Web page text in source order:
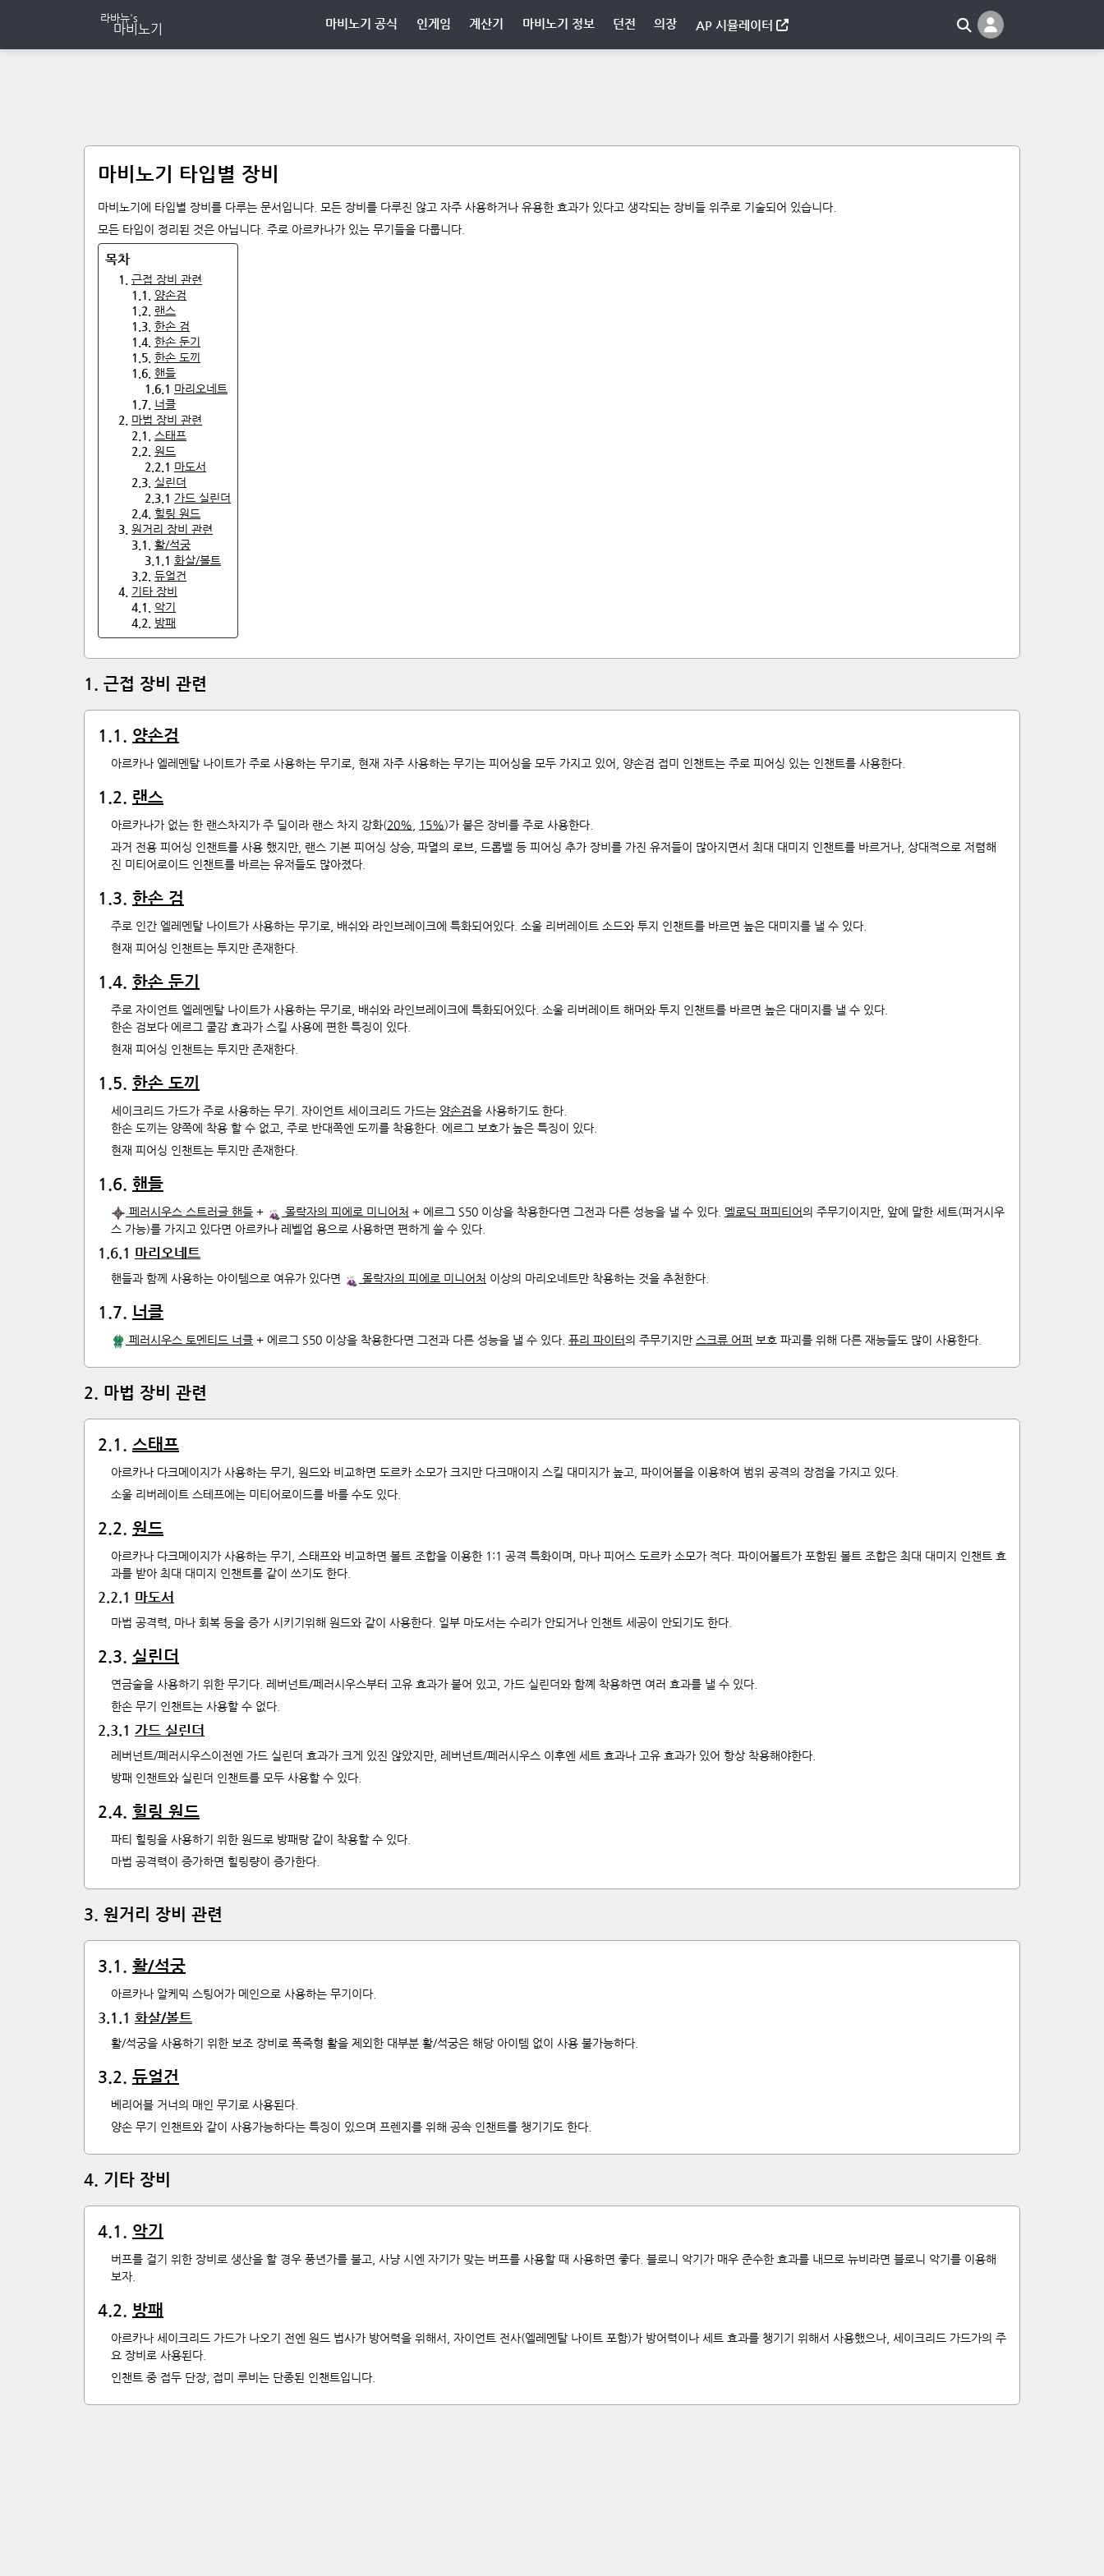
마비노기 공식 인게임 계산기 마비노기 정보 던전 의장 AP 시뮬레이터
마비노기 타입별 장비
마비노기에 타입별 장비를 다루는 문서입니다. 모든 장비를 다루진 않고 자주 사용하거나 유용한 효과가 있다고 생각되는 장비들 위주로 기술되어 있습니다.
모든 타입이 정리된 것은 아닙니다. 주로 아르카나가 있는 무기들을 다룹니다.
1
근접 장비 관련
1 1
양손검
1 2
랜스
1 3 한손 검
1 4 한손 둔기
1 5 한손 도끼
1 6 핸들
1 6 1 마리오네트
1 7 너클
2
마법 장비 관련
2 1
스태프
2 2 원드
2 2 1 마도서
2 3 실린더
2 3 1 가드 실린더
2 4 힐링 원드
3 원거리 장비 관련
3 1
활/석궁
3 1 1 화살/볼트
3 2 듀얼건
4 기타 장비
4 1
악기
4 2 방패
1 . 근접 장비 관련
1 .1 . 양손검
아르카나 엘레멘탈 나이트가 주로 사용하는 무기로, 현재 자주 사용하는 무기는 피어싱을 모두 가지고 있어, 양손검 접미 인챈트는 주로 피어싱 있는 인챈트를 사용한다.
1 .2. 랜스
아르카나가 없는 한 랜스차지가 주 딜이라 랜스 차지 강화(20% 15%)가 붙은 장비를 주로 사용한다.
과거 전용 피어싱 인챈트를 사용 했지만, 랜스 기본 피어싱 상승, 파멸의 로브, 드롭밸 등 피어싱 추가 장비를 가진 유저들이 많아지면서 최대 대미지 인챈트를 바르거나, 상대적으로 저렴해
진 미티어로이드 인챈트를 바르는 유저들도 많아졌다.
1 .3. 한손 검
주로 인간 엘레멘탈 나이트가 사용하는 무기로, 배쉬와 라인브레이크에 특화되어있다. 소울 리버레이트 소드와 투지 인챈트를 바르면 높은 대미지를 낼 수 있다.
현재 피어싱 인챈트는 투지만 존재한다.
1 .4. 한손 둔기
주로 자이언트 엘레멘탈 나이트가 사용하는 무기로, 배쉬와 라인브레이크에 특화되어있다. 소울 리버레이트 해머와 투지 인챈트를 바르면 높은 대미지를 낼 수 있다.
한손 검보다 에르그 쿨감 효과가 스킬 사용에 편한 특징이 있다.
현재 피어싱 인챈트는 투지만 존재한다.
1 .5. 한손 도끼
세이크리드 가드가 주로 사용하는 무기. 자이언트 세이크리드 가드는 양손검을 사용하기도 한다.
한손 도끼는 양쪽에 착용 할 수 없고, 주로 반대쪽엔 도끼를 착용한다. 에르그 보호가 높은 특징이 있다.
현재 피어싱 인챈트는 투지만 존재한다.
1 .6. 핸들
페러시우스 스트러글 핸들 + 몰락자의 피에로 미니어처 + 에르그 S50 이상을 착용한다면 그전과 다른 성능을 낼 수 있다. 멜로딕 퍼피티어의 주무기이지만, 앞에 말한 세트(퍼거시우
스 가능)를 가지고 있다면 아르카나 레벨업 용으로 사용하면 편하게 쓸 수 있다.
1 .6.1 마리오네트
핸들과 함께 사용하는 아이템으로 여유가 있다면 몰락자의 피에로 미니어처 이상의 마리오네트만 착용하는 것을 추천한다.
1 .7. 너클
페러시우스 토멘티드 너클 + 에르그 S50 이상을 착용한다면 그전과 다른 성능을 낼 수 있다. 퓨리 파이터의 주무기지만 스크류 어퍼 보호 파괴를 위해 다른 재능들도 많이 사용한다.
2. 마법 장비 관련
2.1 . 스태프
아르카나 다크메이지가 사용하는 무기, 원드와 비교하면 도르카 소모가 크지만 다크매이지 스킬 대미지가 높고, 파이어볼을 이용하여 범위 공격의 장점을 가지고 있다.
소울 리버레이트 스테프에는 미티어로이드를 바를 수도 있다.
2.2. 원드
아르카나 다크메이지가 사용하는 무기, 스태프와 비교하면 볼트 조합을 이용한 1:1 공격 특화이며, 마나 피어스 도르카 소모가 적다. 파이어볼트가 포함된 볼트 조합은 최대 대미지 인챈트 효
과를 받아 최대 대미지 인챈트를 같이 쓰기도 한다.
2.2.1 마도서
마법 공격력, 마나 회복 등을 증가 시키기위해 원드와 같이 사용한다. 일부 마도서는 수리가 안되거나 인챈트 세공이 안되기도 한다.
2.3. 실린더
연금술을 사용하기 위한 무기다. 레버넌트/페러시우스부터 고유 효과가 붙어 있고, 가드 실린더와 함꼐 착용하면 여러 효과를 낼 수 있다.
한손 무기 인챈트는 사용할 수 없다.
2.3.1 가드 실린더
레버넌트/페러시우스이전엔 가드 실린더 효과가 크게 있진 않았지만, 레버넌트/페러시우스 이후엔 세트 효과나 고유 효과가 있어 항상 착용해야한다.
방패 인챈트와 실린더 인챈트를 모두 사용할 수 있다.
2.4. 힐링 원드
파티 힐링을 사용하기 위한 원드로 방패랑 같이 착용할 수 있다.
마법 공격력이 증가하면 힐링량이 증가한다.
3. 원거리 장비 관련
3.1 . 활/석궁
아르카나 알케믹 스팅어가 메인으로 사용하는 무기이다.
3.1 .1 화살/볼트
활/석궁을 사용하기 위한 보조 장비로 폭죽형 활을 제외한 대부분 활/석궁은 해당 아이템 없이 사용 불가능하다.
3.2. 듀얼건
베리어블 거너의 매인 무기로 사용된다.
양손 무기 인챈트와 같이 사용가능하다는 특징이 있으며 프렌지를 위해 공속 인챈트를 챙기기도 한다.
4. 기타 장비
4.1 . 악기
버프를 걸기 위한 장비로 생산을 할 경우 풍년가를 불고, 사냥 시엔 자기가 맞는 버프를 사용할 때 사용하면 좋다. 블로니 악기가 매우 준수한 효과를 내므로 뉴비라면 블로니 악기를 이용해
보자.
4.2. 방패
아르카나 세이크리드 가드가 나오기 전엔 원드 법사가 방어력을 위해서, 자이언트 전사(엘레멘탈 나이트 포함)가 방어력이나 세트 효과를 챙기기 위해서 사용했으나, 세이크리드 가드가의 주
요 장비로 사용된다.
인챈트 중 접두 단장, 접미 루비는 단종된 인챈트입니다.